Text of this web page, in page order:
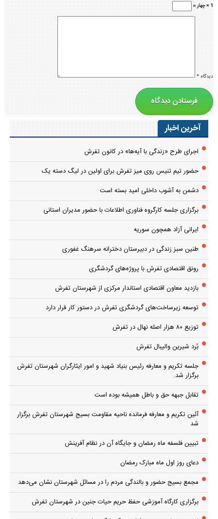
1 × چهار =
دیدگاه*
آخرین اخبار
اجرای طرح «زندگی با آیه‌ها» در کانون تفرش
حضور تیم تنیس روی میز تفرش برای اولین در لیگ دسته یک
دشمن به آشوب داخلی امید بسته است
برگزاری جلسه کارگروه فناوری اطلاعات با حضور مدیران استانی
ایرانی آزاد همچون سوریه
طنین سبز زندگی در دبیرستان دخترانه سرهنگ غفوری
رونق اقتصادی تفرش با پروژه‌های گردشگری
بازدید معاون اقتصادی استاندار مرکزی از شهرستان تفرش
توسعه زیرساخت‌های گردشگری تفرش در دستور کار قرار دارد
توزیع ۸۰ هزار اصله نهال در تفرش
بُرد شیرین والیبال تفرش
جلسه تکریم و معارفه رئیس بنیاد شهید و امور ایثارگران شهرستان تفرش
برگزار شد.
تقابل جبهه حق و باطل همیشه بوده است
آئین تکریم و معارفه فرمانده ناحیه مقاومت بسیج شهرستان تفرش برگزار
شد
تبیین فلسفه ماه رمضان و جایگاه آن در نظام آفرینش
دعای روز اول ماه مبارک رمضان
مجمع بسیج حضور و بالندگی مردم را در مسائل شهرستان نشان می‌دهد
برگزاری کارگاه آموزشی حفظ حریم حیات جنین در شهرستان تفرش